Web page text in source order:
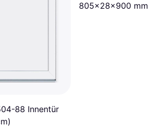
88 Innentür
805x28x900 mm